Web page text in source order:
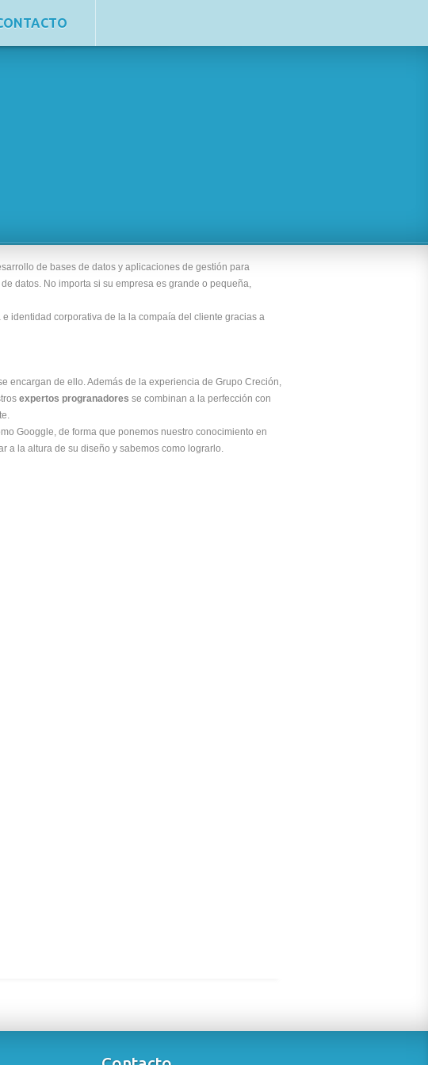
de bases de datos y aplicaciones de gestión para
datos. No importa si su empresa es grande o pequeña,
identidad corporativa de la la compaía del cliente gracias a
encargan de ello. Además de la experiencia de Grupo Creción,
expertos progranadores se combinan a la perfección con
Googgle, de forma que ponemos nuestro conocimiento en
a la altura de su diseño y sabemos como lograrlo.